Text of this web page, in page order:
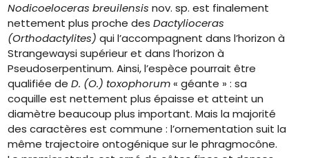
Nodicoeloceras breuilensis nov. sp. est finalement
nettement plus proche desDactylioceras
(Orthodactylites) qui l’accompagnent dans l’horizon à
Strangewaysi supérieur et dans l’horizon à
Pseudoserpentinum. Ainsi, l’espèce pourrait être
qualifiée deD. (O.) toxophorum« géante » : sa
coquille est nettement plus épaisse et atteint un
diamètre beaucoup plus important. Mais la majorité
des caractères est commune : l’ornementation suit la
même trajectoire ontogénique sur le phragmocône.